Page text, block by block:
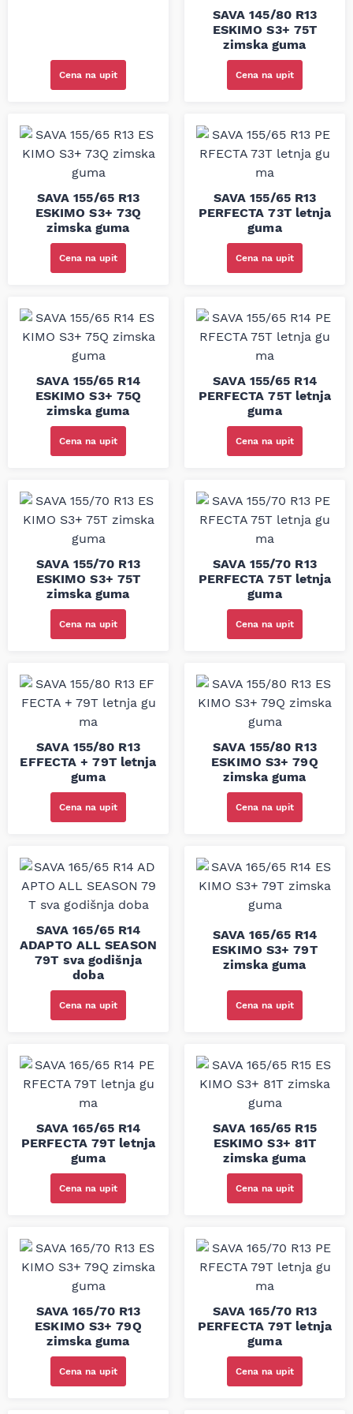
Cena na upit
SAVA 145/80 R13
ESKIMO S3+ 75T
zimska guma
Cena na upit
SAVA 155/65 R13
ESKIMO S3+ 73Q
zimska guma
Cena na upit
SAVA 155/65 R13
PERFECTA 73T letnja
guma
Cena na upit
SAVA 155/65 R14
ESKIMO S3+ 75Q
zimska guma
Cena na upit
SAVA 155/65 R14
PERFECTA 75T letnja
guma
Cena na upit
SAVA 155/70 R13
ESKIMO S3+ 75T
zimska guma
Cena na upit
SAVA 155/70 R13
PERFECTA 75T letnja
guma
Cena na upit
SAVA 155/80 R13
EFFECTA + 79T letnja
guma
Cena na upit
SAVA 155/80 R13
ESKIMO S3+ 79Q
zimska guma
Cena na upit
SAVA 165/65 R14
ADAPTO ALL SEASON
79T sva godišnja
doba
Cena na upit
SAVA 165/65 R14
ESKIMO S3+ 79T
zimska guma
Cena na upit
SAVA 165/65 R14
PERFECTA 79T letnja
guma
Cena na upit
SAVA 165/65 R15
ESKIMO S3+ 81T
zimska guma
Cena na upit
SAVA 165/70 R13
ESKIMO S3+ 79Q
zimska guma
Cena na upit
SAVA 165/70 R13
PERFECTA 79T letnja
guma
Cena na upit